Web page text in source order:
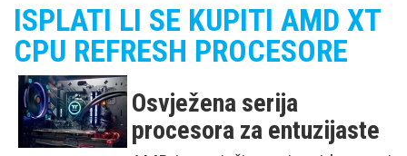
ISPLATI LI SE KUPITI AMD XT
CPU REFRESH PROCESORE
Osvježena serija
procesora za entuzijaste